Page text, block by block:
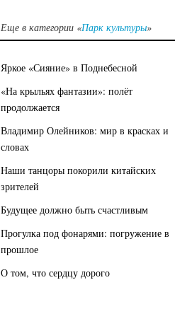
Еще в категории «Парк культуры»
Яркое «Сияние» в Поднебесной
«На крыльях фантазии»: полёт
продолжается
Владимир Олейников: мир в красках и
словах
Наши танцоры покорили китайских
зрителей
Будущее должно быть счастливым
Прогулка под фонарями: погружение в
прошлое
О том, что сердцу дорого